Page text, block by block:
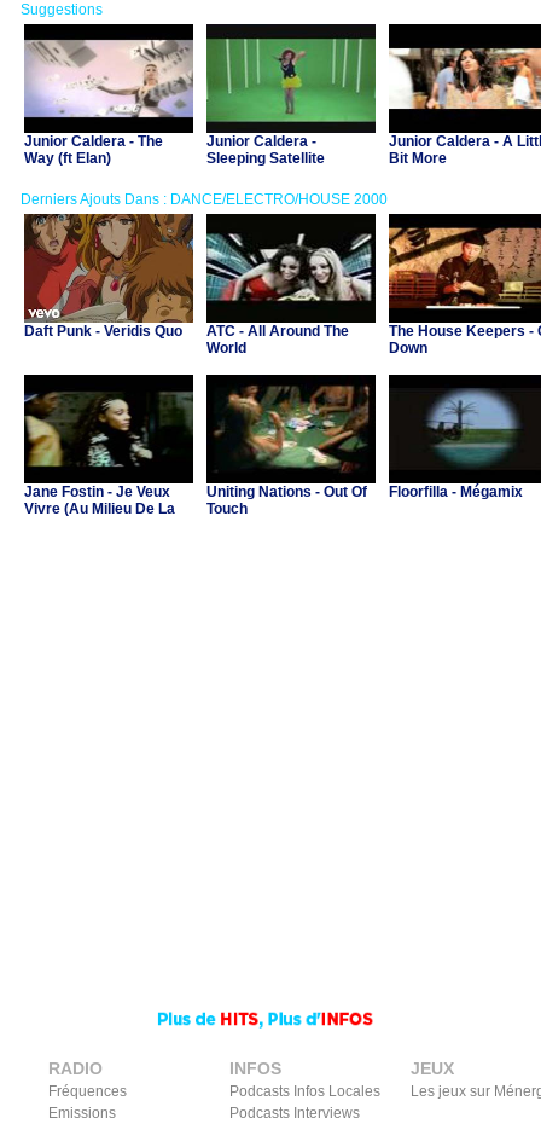
Suggestions
Junior Caldera - The
Way (ft Elan)
Junior Caldera -
Sleeping Satellite
Junior Caldera - A
Bit More
Derniers Ajouts Dans : DANCE/ELECTRO/HOUSE 2000
Daft Punk - Veridis Quo
ATC - All Around The
World
The House Keepers -
Down
Jane Fostin - Je Veux
Vivre (Au Milieu De La
Uniting Nations - Out Of
Touch
Floorfilla - Mégamix
RADIO
Fréquences
Emissions
INFOS
Podcasts Infos Locales
Podcasts Interviews
JEUX
Les jeux sur